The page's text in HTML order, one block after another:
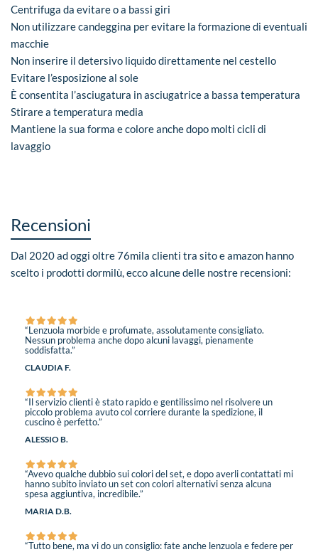
Centrifuga da evitare o a bassi giri
Non utilizzare candeggina per evitare la formazione di eventuali
macchie
Non inserire il detersivo liquido direttamente nel cestello
Evitare l’esposizione al sole
È consentita l’asciugatura in asciugatrice a bassa temperatura
Stirare a temperatura media
Mantiene la sua forma e colore anche dopo molti cicli di
lavaggio
Recensioni
Dal 2020 ad oggi oltre 76mila clienti tra sito e amazon hanno
scelto i prodotti dormilù, ecco alcune delle nostre recensioni:
“Lenzuola morbide e profumate, assolutamente consigliato.
Nessun problema anche dopo alcuni lavaggi, pienamente
soddisfatta.”
CLAUDIA F.
“Il servizio clienti è stato rapido e gentilissimo nel risolvere un
piccolo problema avuto col corriere durante la spedizione, il
cuscino è perfetto.”
ALESSIO B.
“Avevo qualche dubbio sui colori del set, e dopo averli contattati mi
hanno subito inviato un set con colori alternativi senza alcuna
spesa aggiuntiva, incredibile.”
MARIA D.B.
“Tutto bene, ma vi do un consiglio: fate anche lenzuola e federe per